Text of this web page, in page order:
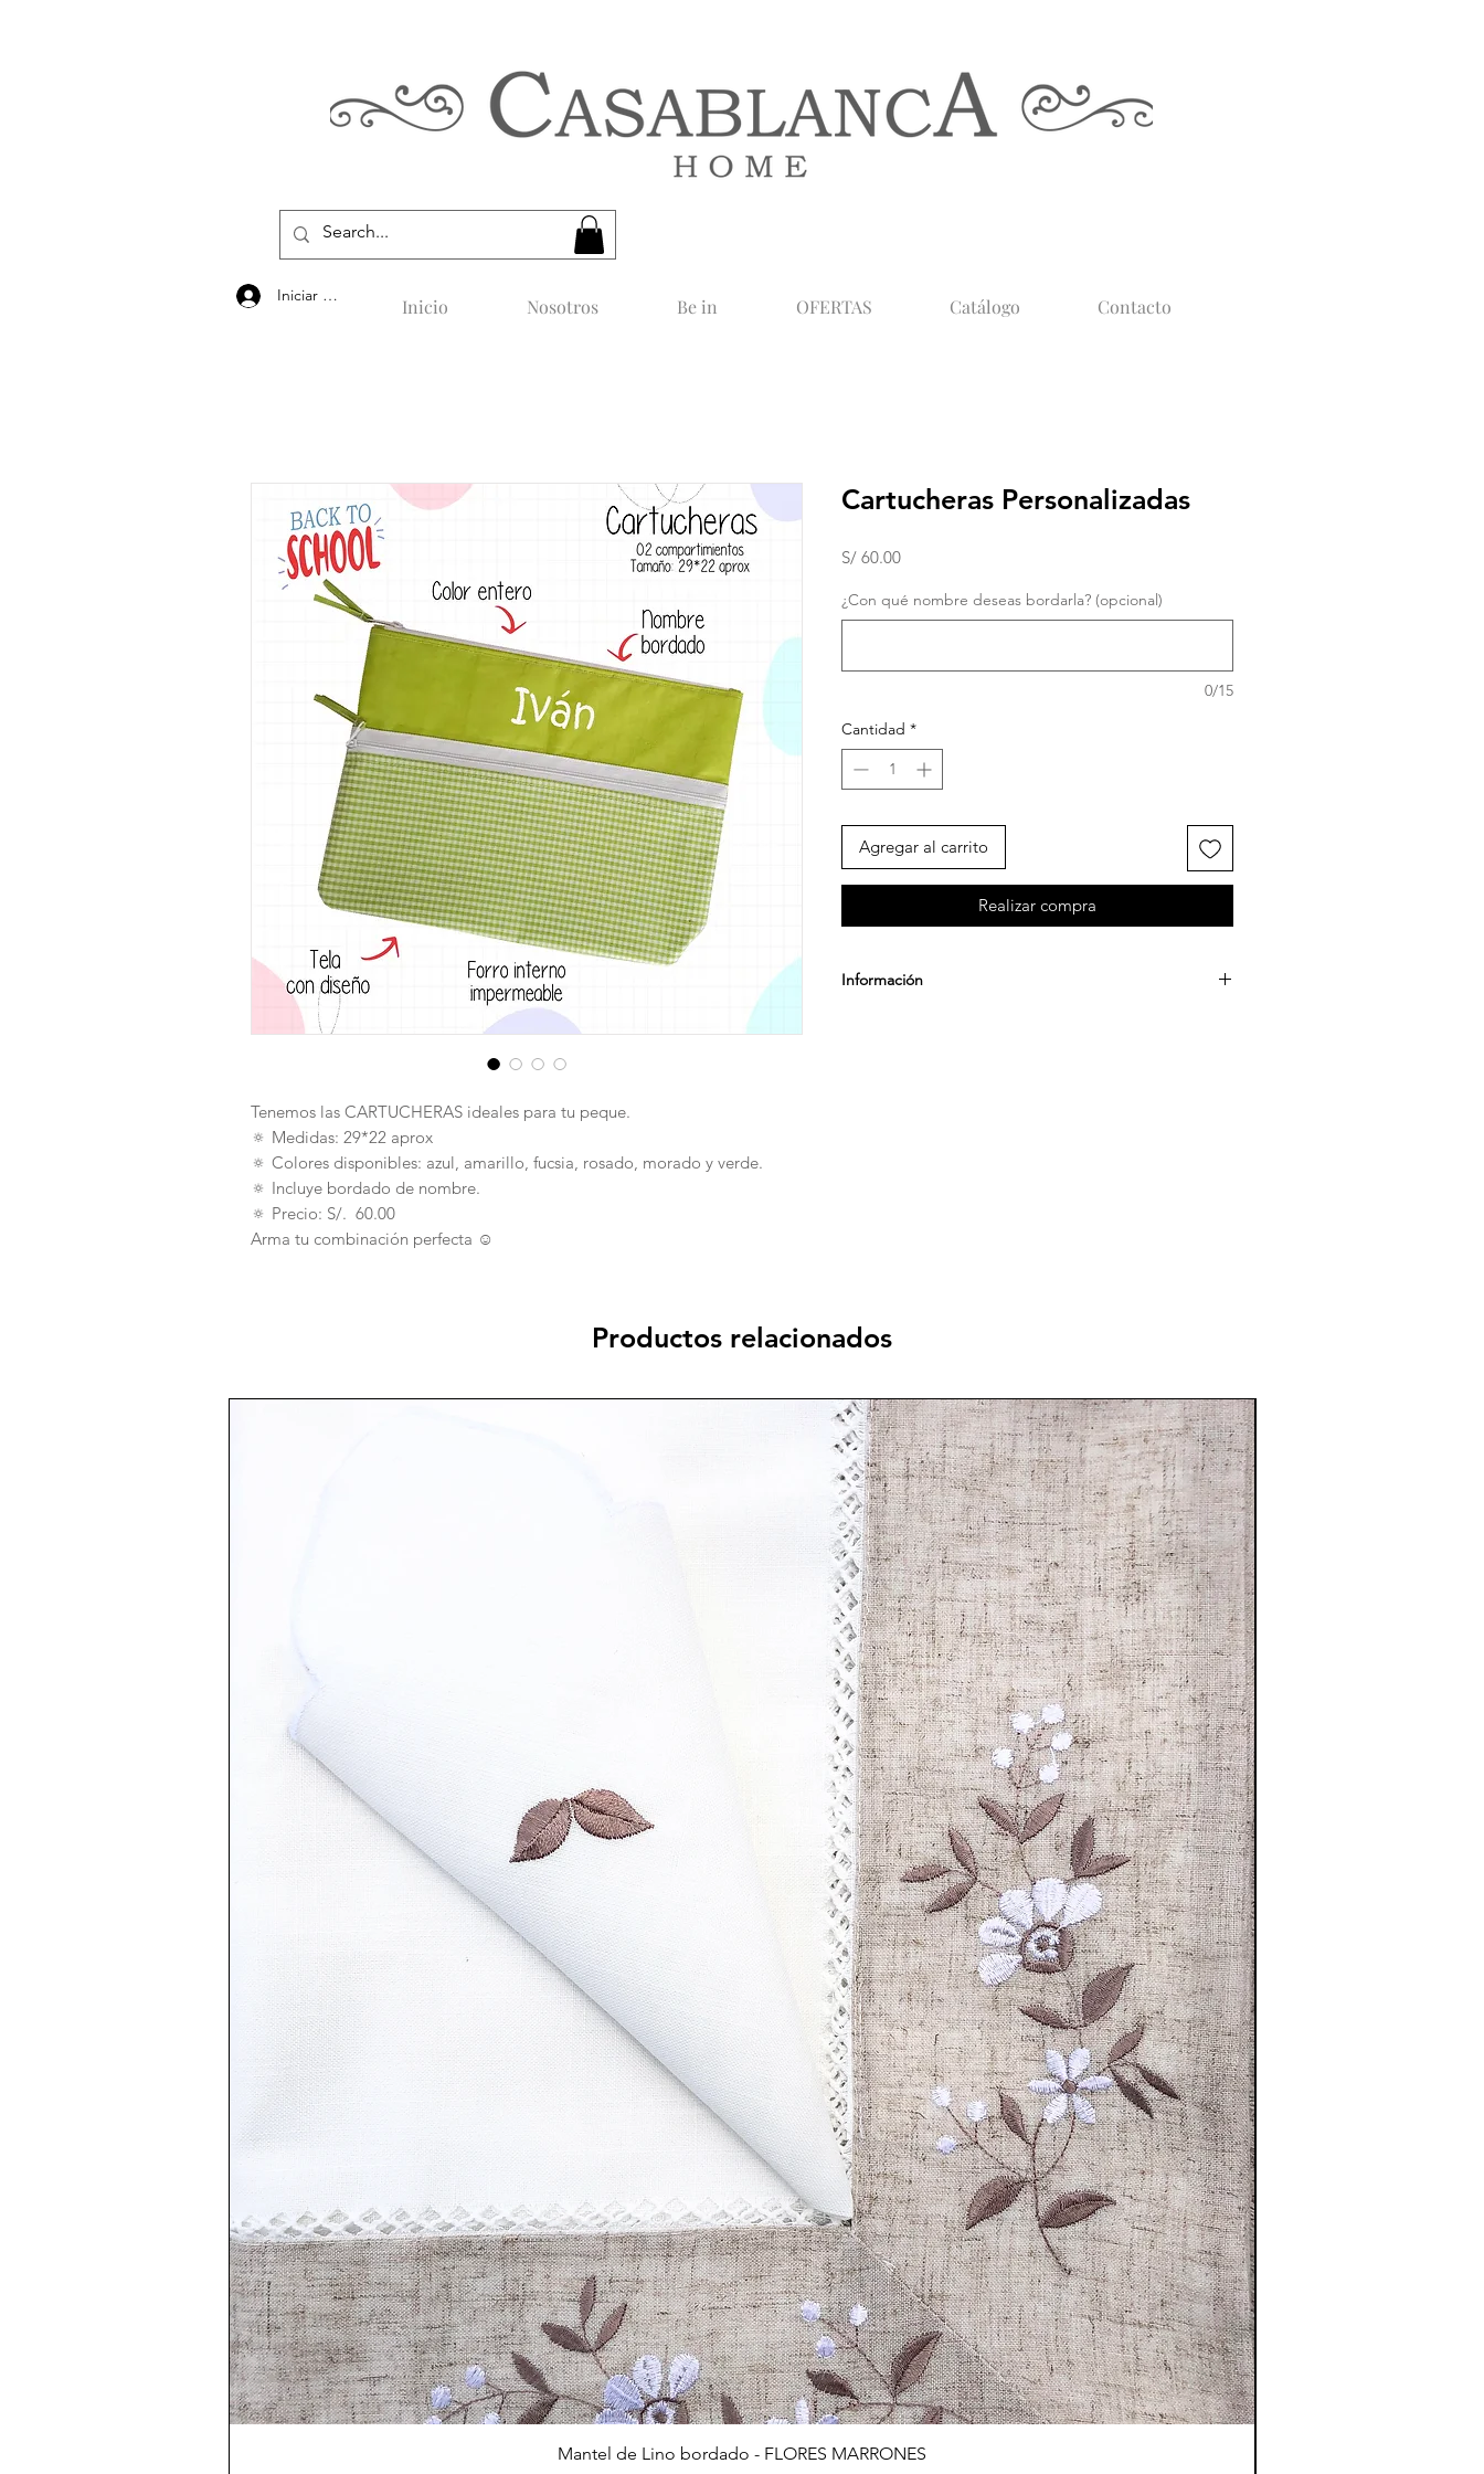
Iniciar sesión Inicio Nosotros Be in OFERTAS Catálogo Contacto
Tenemos las CARTUCHERAS ideales para tu peque.
🔅 Medidas: 29*22 aprox
🔅 Colores disponibles: azul, amarillo, fucsia, rosado, morado y verde.
🔅 Incluye bordado de nombre.
🔅 Precio: S/. 60.00
Arma tu combinación perfecta ☺️
Cartucheras Personalizadas
S/ 60.00Precio
¿Con qué nombre deseas bordarla? (opcional)
0/15
Cantidad *
Agregar al carrito
Realizar compra
Información
Productos relacionados
Vista rápida
Mantel de Lino bordado - FLORES MARRONES